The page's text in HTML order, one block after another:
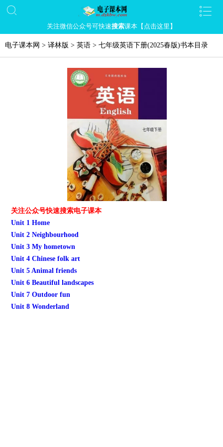
关注微信公众号可快速搜索课本【点击这里】
电子课本网 > 译林版 > 英语 > 七年级英语下册(2025春版)书本目录
关注公众号快速搜索电子课本
Unit 1 Home
Unit 2 Neighbourhood
Unit 3 My hometown
Unit 4 Chinese folk art
Unit 5 Animal friends
Unit 6 Beautiful landscapes
Unit 7 Outdoor fun
Unit 8 Wonderland